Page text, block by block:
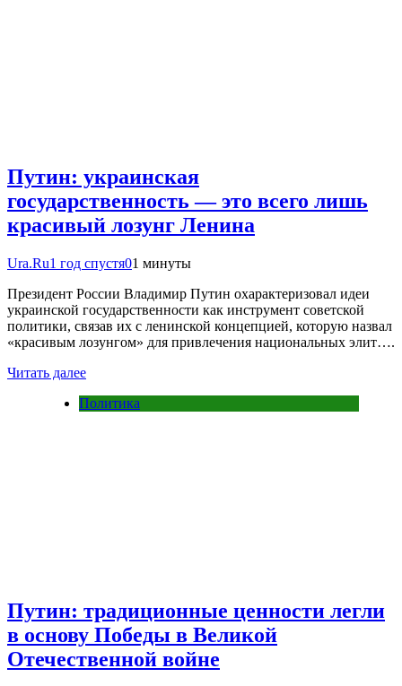
Путин: украинская
государственность — это всего лишь
красивый лозунг Ленина
Ura.Ru1 год спустя01 минуты
Президент России Владимир Путин охарактеризовал идеи
украинской государственности как инструмент советской
политики, связав их с ленинской концепцией, которую назвал
«красивым лозунгом» для привлечения национальных элит….
Читать далее
Политика
Путин: традиционные ценности легли
в основу Победы в Великой
Отечественной войне